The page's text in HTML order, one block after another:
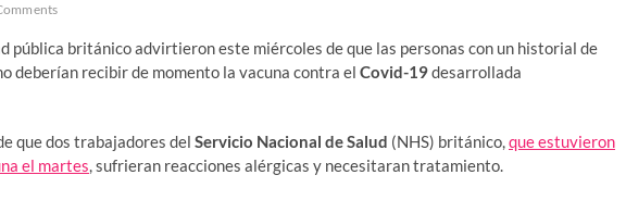
pública británico advirtieron este miércoles de que las personas con un historial de
deberían recibir de momento la vacuna contra el Covid-19desarrollada
que dos trabajadores del Servicio Nacional de Salud (NHS) británico,que estuvieron
el martes, sufrieran reacciones alérgicas y necesitaran tratamiento.